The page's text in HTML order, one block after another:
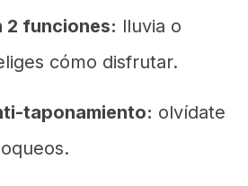
2 funciones: lluvia o
cómo disfrutar.
taponamiento: olvídate